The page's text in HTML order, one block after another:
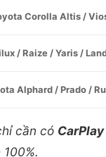
Corolla Altis /
/ Raize / Yaris /
Alphard / Prado /
cần có